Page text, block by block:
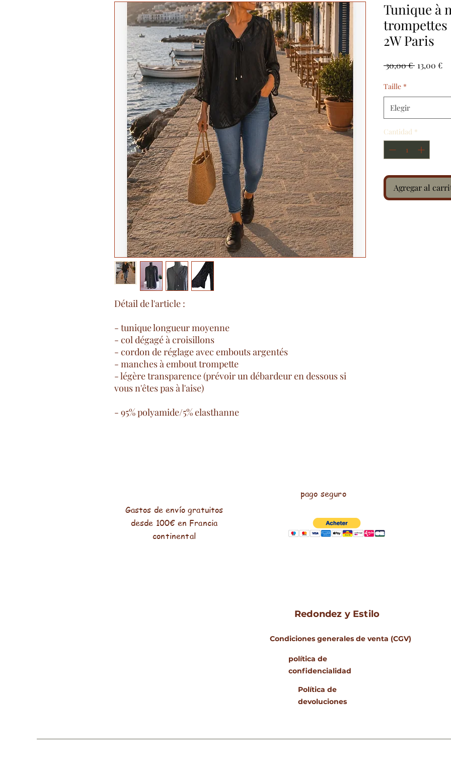
Détail de l'article :
- tunique longueur moyenne
- col dégagé à croisillons
- cordon de réglage avec embouts argentés
- manches à embout trompette
- légère transparence (prévoir un débardeur en dessous si
vous n'êtes pas à l'aise)
- 95% polyamide/5% elasthanne
Tunique à
2W Paris
30,00 € Precio
13,00 €
Taille *
Elegir
Cantidad *
Agregar al
pago seguro
Gastos de envío gratuitos
desde 100€ en Francia
continental
Redondez y Estilo
Condiciones generales de venta (CGV)
política de
confidencialidad
Política de
devoluciones